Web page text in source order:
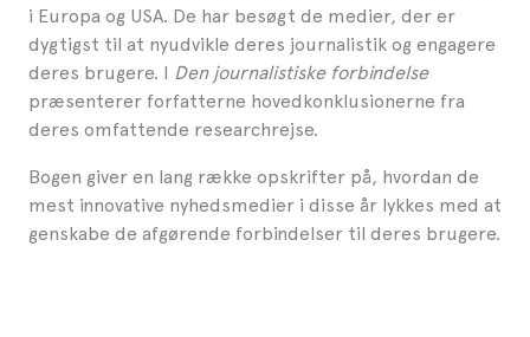
i Europa og USA. De har besøgt de medier, der er
dygtigst til at nyudvikle deres journalistik og engagere
deres brugere. I Den journalistiske forbindelse
præsenterer forfatterne hovedkonklusionerne fra
deres omfattende researchrejse.
Bogen giver en lang række opskrifter på, hvordan de
mest innovative nyhedsmedier i disse år lykkes med at
genskabe de afgørende forbindelser til deres brugere.